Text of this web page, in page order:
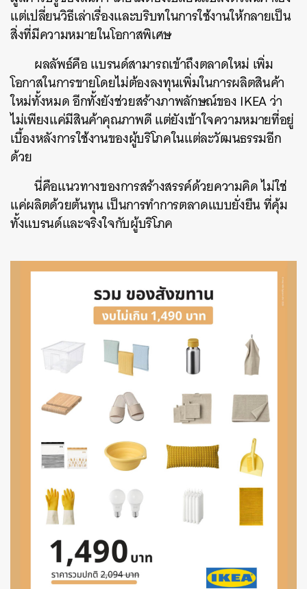
แต่เปลี่ยนวิธีเล่าเรื่องและบริบทในการใช้งานให้กลายเป็น
สิ่งที่มีความหมายในโอกาสพิเศษ
ผลลัพธ์คือ แบรนด์สามารถเข้าถึงตลาดใหม่ เพิ่ม
โอกาสในการขายโดยไม่ต้องลงทุนเพิ่มในการผลิตสินค้า
ใหม่ทั้งหมด อีกทั้งยังช่วยสร้างภาพลักษณ์ของ IKEA ว่า
ไม่เพียงแค่มีสินค้าคุณภาพดี แต่ยังเข้าใจความหมายที่อยู่
เบื้องหลังการใช้งานของผู้บริโภคในแต่ละวัฒนธรรมอีก
ด้วย
นี่คือแนวทางของการสร้างสรรค์ด้วยความคิด ไม่ใช่
แค่ผลิตด้วยต้นทุน เป็นการทำการตลาดแบบยั่งยืน ที่คุ้ม
ทั้งแบรนด์และจริงใจกับผู้บริโภค
ค้นหา
SHARE TWEET LINE